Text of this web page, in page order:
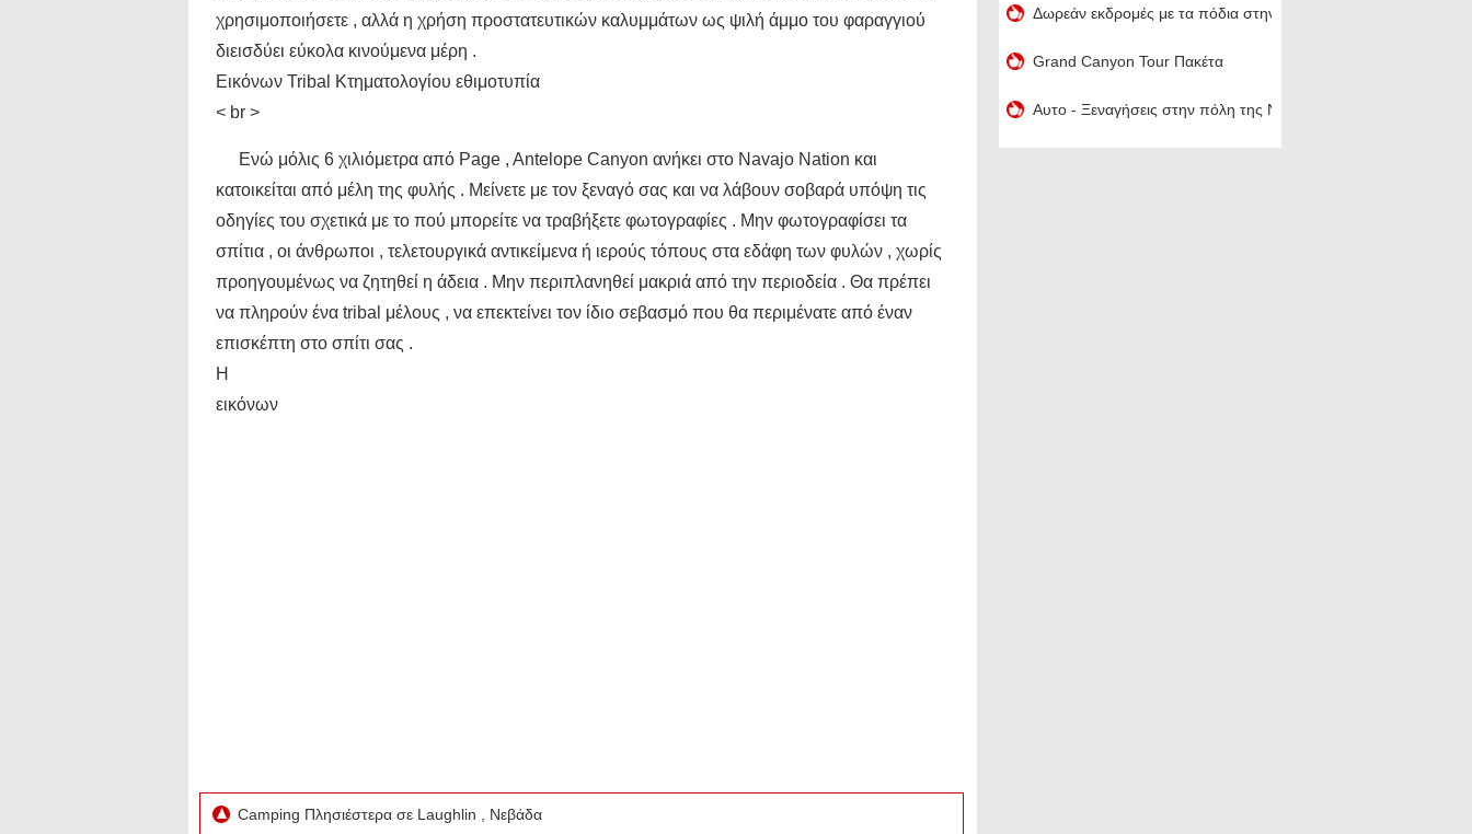
χρησιμοποιήσετε , αλλά η χρήση προστατευτικών καλυμμάτων ως ψιλή άμμο του φαραγγιού
διεισδύει εύκολα κινούμενα μέρη .
Εικόνων Tribal Κτηματολογίου εθιμοτυπία
< br >
Ενώ μόλις 6 χιλιόμετρα από Page , Antelope Canyon ανήκει στο Navajo Nation και
κατοικείται από μέλη της φυλής . Μείνετε με τον ξεναγό σας και να λάβουν σοβαρά υπόψη τις
οδηγίες του σχετικά με το πού μπορείτε να τραβήξετε φωτογραφίες . Μην φωτογραφίσει τα
σπίτια , οι άνθρωποι , τελετουργικά αντικείμενα ή ιερούς τόπους στα εδάφη των φυλών , χωρίς
προηγουμένως να ζητηθεί η άδεια . Μην περιπλανηθεί μακριά από την περιοδεία . Θα πρέπει
να πληρούν ένα tribal μέλους , να επεκτείνει τον ίδιο σεβασμό που θα περιμένατε από έναν
επισκέπτη στο σπίτι σας .
Η
εικόνων
Camping Πλησιέστερα σε Laughlin , Νεβάδα
Δωρεάν εκδρομές με τα πόδια στην πόλη της Νέας Υόρκης
Grand Canyon Tour Πακέτα
Αυτο - Ξεναγήσεις στην πόλη της Νέας Υόρκης